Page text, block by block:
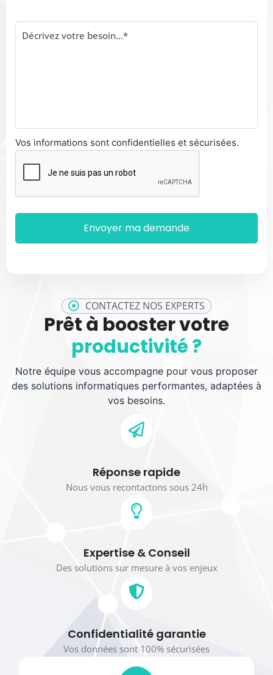
CONTACTEZ NOS EXPERTS
Prêt à booster votre
productivité ?
Notre équipe vous accompagne pour vous proposer
des solutions informatiques performantes, adaptées à
vos besoins.
Réponse rapide
Nous vous recontactons sous 24h
Expertise & Conseil
Des solutions sur mesure à vos enjeux
Confidentialité garantie
Vos données sont 100% sécurisées
Vos informations sont confidentielles et sécurisées.